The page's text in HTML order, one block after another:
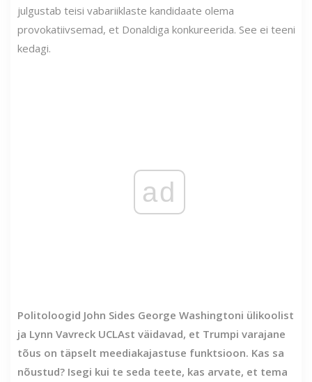
julgustab teisi vabariiklaste kandidaate olema
provokatiivsemad, et Donaldiga konkureerida. See ei teeni
kedagi.
ad
Politoloogid John Sides George Washingtoni ülikoolist
ja Lynn Vavreck UCLAst väidavad, et Trumpi varajane
tõus on täpselt meediakajastuse funktsioon. Kas sa
nõustud? Isegi kui te seda teete, kas arvate, et tema